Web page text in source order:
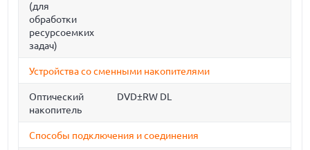
(для
обработки
ресурсоемких
задач)
Устройства со сменными накопителями
Оптический
накопитель
DVD±RW DL
Способы подключения и соединения